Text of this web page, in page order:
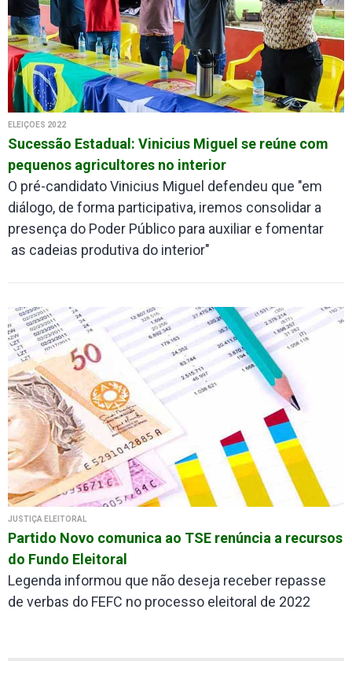
ELEIÇÕES 2022
Sucessão Estadual: Vinicius Miguel se reúne com
pequenos agricultores no interior
O pré-candidato Vinicius Miguel defendeu que "em
diálogo, de forma participativa, iremos consolidar a
presença do Poder Público para auxiliar e fomentar
as cadeias produtiva do interior"
JUSTIÇA ELEITORAL
Partido Novo comunica ao TSE renúncia a recursos
do Fundo Eleitoral
Legenda informou que não deseja receber repasse
de verbas do FEFC no processo eleitoral de 2022